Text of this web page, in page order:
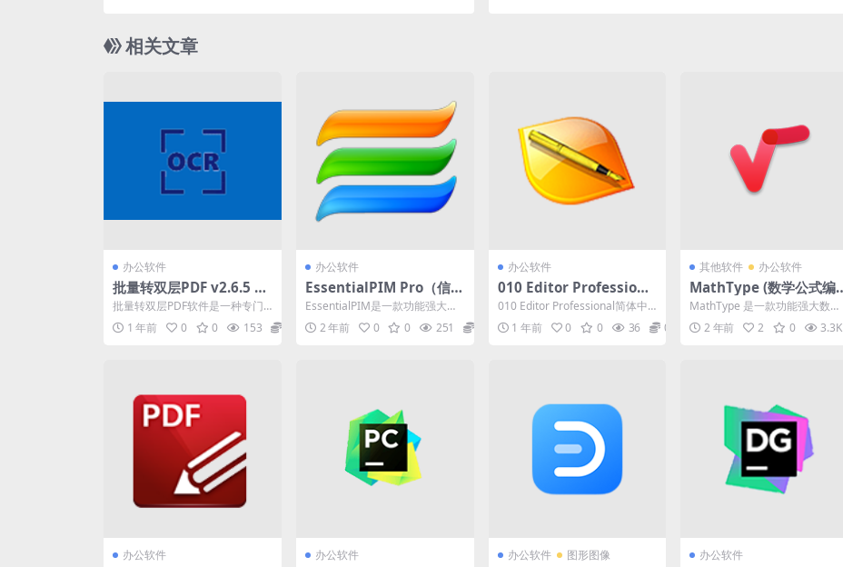
相关文章
办公软件
批量转双层PDF v2.6.5 中
文绿色版
批量转双层PDF软件是一种专门
用于将单层图像PDF文件转换为
包含文本层和图像层的...
1 年前 0 0 153
办公软件
EssentialPIM Pro（信息
管理软件）v12.1.3 中文
便携式版
EssentialPIM是一款功能强大的
个人信息管理器，具有周到的界
面和许多功能...
2 年前 0 0 251
办公软件
010 Editor Professiona
l v15.0.2 十六进制编辑器
简体中文绿色便携版
010 Editor Professional简体中
文汉化专业便携版是一款专业
的...1 年前 0 0 36 0
其他软件 办公软件
MathType (数学公式编
辑) v7.8.2.441 破解版
MathType 是一款功能强大数学
公式编辑软件。可用于输入复杂
的数学公式；使用...
2 年前 2 0 3.3K
办公软件 办公软件 办公软件 图形图像 办公软件